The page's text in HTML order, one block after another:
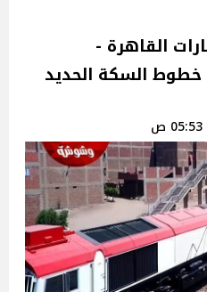
القاهرة -
خطوط السكة الحديد